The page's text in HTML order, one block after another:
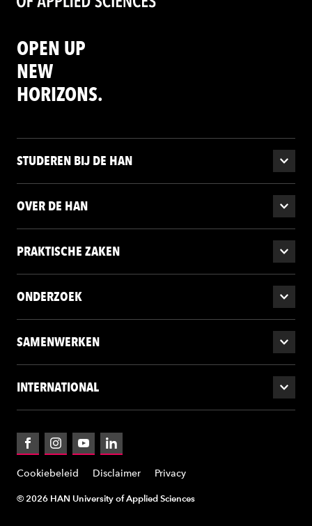
OPEN UP
NEW
HORIZONS.
STUDEREN BIJ DE HAN
OVER DE HAN
PRAKTISCHE ZAKEN
ONDERZOEK
SAMENWERKEN
INTERNATIONAL
FacebookInstagramYouTubeLinkedIn
Cookiebeleid Disclaimer Privacy
© 2026 HAN University of Applied Sciences